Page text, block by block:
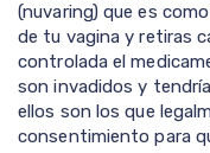
(nuvaring) que es
de tu vagina y retiras
controlada el
son invadidos y
ellos son los que
consentimiento para